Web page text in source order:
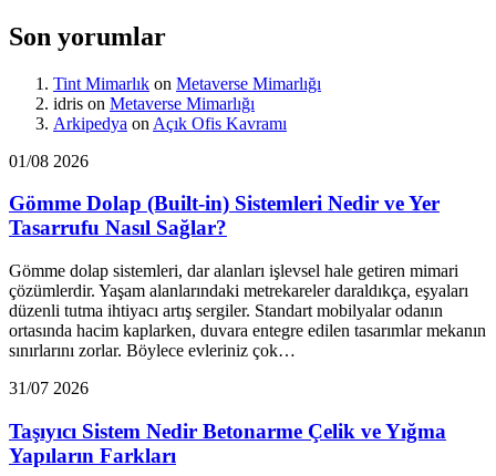
Son yorumlar
Tint Mimarlık on Metaverse Mimarlığı
idris on Metaverse Mimarlığı
Arkipedya on Açık Ofis Kavramı
01/08 2026
Gömme Dolap (Built-in) Sistemleri Nedir ve Yer
Tasarrufu Nasıl Sağlar?
Gömme dolap sistemleri, dar alanları işlevsel hale getiren mimari
çözümlerdir. Yaşam alanlarındaki metrekareler daraldıkça, eşyaları
düzenli tutma ihtiyacı artış sergiler. Standart mobilyalar odanın
ortasında hacim kaplarken, duvara entegre edilen tasarımlar mekanın
sınırlarını zorlar. Böylece evleriniz çok…
31/07 2026
Taşıyıcı Sistem Nedir Betonarme Çelik ve Yığma
Yapıların Farkları